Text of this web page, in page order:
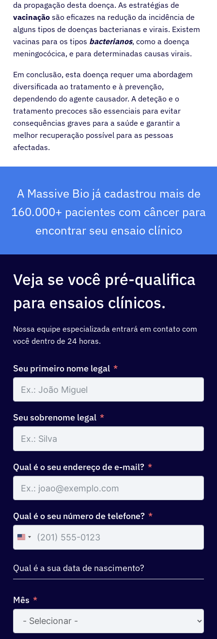
Recursos
Sobre
Entrar
Português
da propagação desta doença. As estratégias de
vacinação são eficazes na redução da incidência de
alguns tipos de doenças bacterianas e virais. Existem
vacinas para os tipos bacterianos, como a doença
meningocócica, e para determinadas causas virais.
Em conclusão, esta doença requer uma abordagem
diversificada ao tratamento e à prevenção,
dependendo do agente causador. A deteção e o
tratamento precoces são essenciais para evitar
consequências graves para a saúde e garantir a
melhor recuperação possível para as pessoas
afectadas.
A Massive Bio já cadastrou mais de
160.000+ pacientes com câncer para
encontrar seu ensaio clínico
Veja se você pré-qualifica
para ensaios clínicos.
Nossa equipe especializada entrará em contato com
você dentro de 24 horas.
Seu primeiro nome legal
Seu sobrenome legal
Qual é o seu endereço de e-mail?
Qual é o seu número de telefone?
United
States
+1
Qual é a sua data de nascimento?
Mês